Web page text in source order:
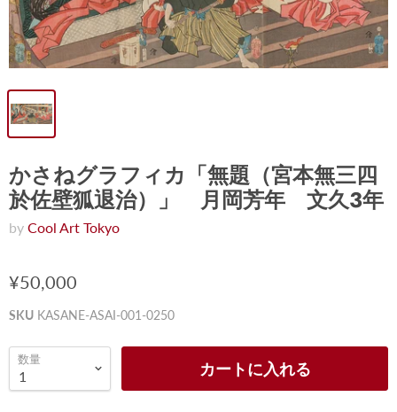
かさねグラフィカ「無題（宮本無三四
於佐壁狐退治）」 月岡芳年 文久3年
by Cool Art Tokyo
¥50,000
SKU KASANE-ASAI-001-0250
数量 カートに入れる